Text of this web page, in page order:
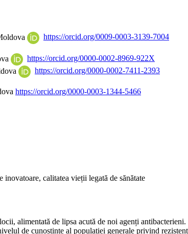
https://orcid.org/0009-0003-3139-7004
https://orcid.org/0000-0002-8969-922X
https://orcid.org/0000-0002-7411-2393
https://orcid.org/0000-0003-1344-5466
calitatea vieții legată de sănătate
alimentată de lipsa acută de noi agenți
de cunoștințe al populației generale privind